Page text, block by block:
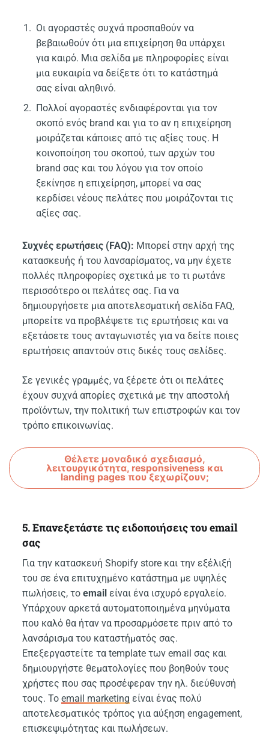
Οι αγοραστές συχνά προσπαθούν να
βεβαιωθούν ότι μια επιχείρηση θα υπάρχει
για καιρό. Μια σελίδα με πληροφορίες είναι
μια ευκαιρία να δείξετε ότι το κατάστημά
σας είναι αληθινό.
Πολλοί αγοραστές ενδιαφέρονται για τον
σκοπό ενός brand και για το αν η επιχείρηση
μοιράζεται κάποιες από τις αξίες τους. Η
κοινοποίηση του σκοπού, των αρχών του
brand σας και του λόγου για τον οποίο
ξεκίνησε η επιχείρηση, μπορεί να σας
κερδίσει νέους πελάτες που μοιράζονται τις
αξίες σας.
Συχνές ερωτήσεις (FAQ): Μπορεί στην αρχή της
κατασκευής ή του λανσαρίσματος, να μην έχετε
πολλές πληροφορίες σχετικά με το τι ρωτάνε
περισσότερο οι πελάτες σας. Για να
δημιουργήσετε μια αποτελεσματική σελίδα FAQ,
μπορείτε να προβλέψετε τις ερωτήσεις και να
εξετάσετε τους ανταγωνιστές για να δείτε ποιες
ερωτήσεις απαντούν στις δικές τους σελίδες.
Σε γενικές γραμμές, να ξέρετε ότι οι πελάτες
έχουν συχνά απορίες σχετικά με την αποστολή
προϊόντων, την πολιτική των επιστροφών και τον
τρόπο επικοινωνίας.
Θέλετε μοναδικό σχεδιασμό,
λειτουργικότητα, responsiveness και
landing pages που ξεχωρίζουν;
5. Επανεξετάστε τις ειδοποιήσεις του email
σας
Για την κατασκευή Shopify store και την εξέλιξή
του σε ένα επιτυχημένο κατάστημα με υψηλές
πωλήσεις, τοemail είναι ένα ισχυρό εργαλείο.
Υπάρχουν αρκετά αυτοματοποιημένα μηνύματα
που καλό θα ήταν να προσαρμόσετε πριν από το
λανσάρισμα του καταστήματός σας.
Επεξεργαστείτε τα template των email σας και
δημιουργήστε θεματολογίες που βοηθούν τους
χρήστες που σας προσέφεραν την ηλ. διεύθυνσή
τους. Τοemail marketing είναι ένας πολύ
αποτελεσματικός τρόπος για αύξηση engagement,
επισκεψιμότητας και πωλήσεων.